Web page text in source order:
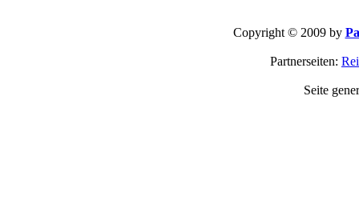
Copyright © 2009 by
Partnerseiten:
Seite